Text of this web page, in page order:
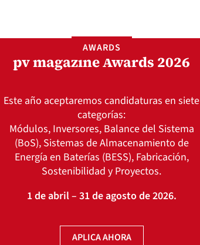
AWARDS
pv magazine Awards 2026
Este año aceptaremos candidaturas en siete
categorías:
Módulos, Inversores, Balance del Sistema
(BoS), Sistemas de Almacenamiento de
Energía en Baterías (BESS), Fabricación,
Sostenibilidad y Proyectos.
1 de abril – 31 de agosto de 2026.
APLICA AHORA